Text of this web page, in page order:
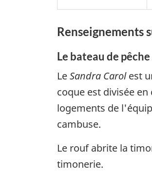
Renseignements
Le bateau de pêche
LeSandra Carolest
coque est divisée
logements de
cambuse.
Le rouf abrite la
timonerie.